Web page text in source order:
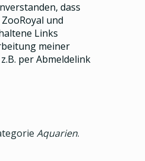
dass
und
Links
meiner
per Abmeldelink
Aquarien.